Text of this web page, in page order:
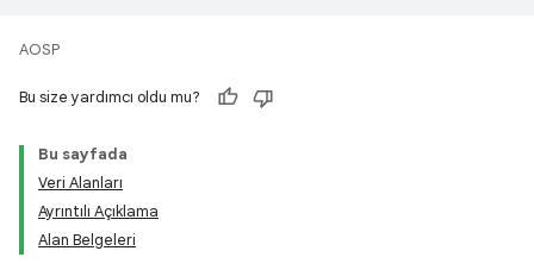
AOSP
Bu size yardımcı oldu mu?
Bu sayfada
Veri Alanları
Ayrıntılı Açıklama
Alan Belgeleri